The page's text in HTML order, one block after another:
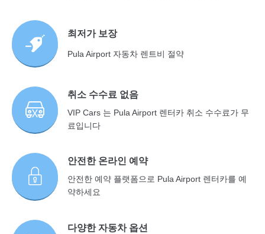
최저가 보장
Pula Airport 자동차 렌트비 절약
취소 수수료 없음
VIP Cars 는 Pula Airport 렌터카 취소 수수료가 무
료입니다
안전한 온라인 예약
안전한 예약 플랫폼으로 Pula Airport 렌터카를 예
약하세요
다양한 자동차 옵션